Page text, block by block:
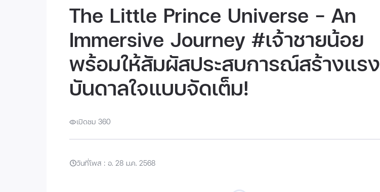
The Little Prince Universe - An
Immersive Journey #เจ้าชายน้อย
พร้อมให้สัมผัสประสบการณ์สร้างแรง
บันดาลใจแบบจัดเต็ม!
เปิดชม 360
วันที่โพส : อ. 28 ม.ค. 2568